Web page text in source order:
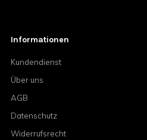
Informationen
Kundendienst
Über uns
AGB
Datenschutz
Widerrufsrecht